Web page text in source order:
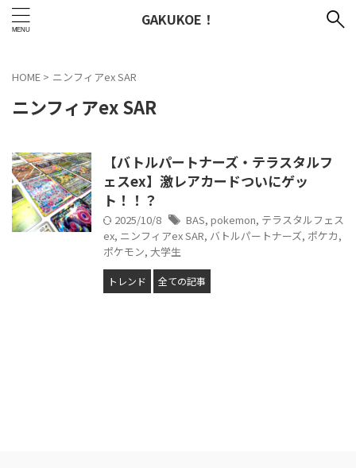
GAKUKOE！
HOME > ニンフィアex SAR
ニンフィアex SAR
【バトルパートナーズ・テラスタルフ
ェスex】激レアカードついにゲッ
ト！！？
2025/10/8 BAS, pokemon, テラスタルフェス
ex, ニンフィアex SAR, バトルパートナーズ, ポケカ,
ポケモン, 大学生
トレンド 全ての記事